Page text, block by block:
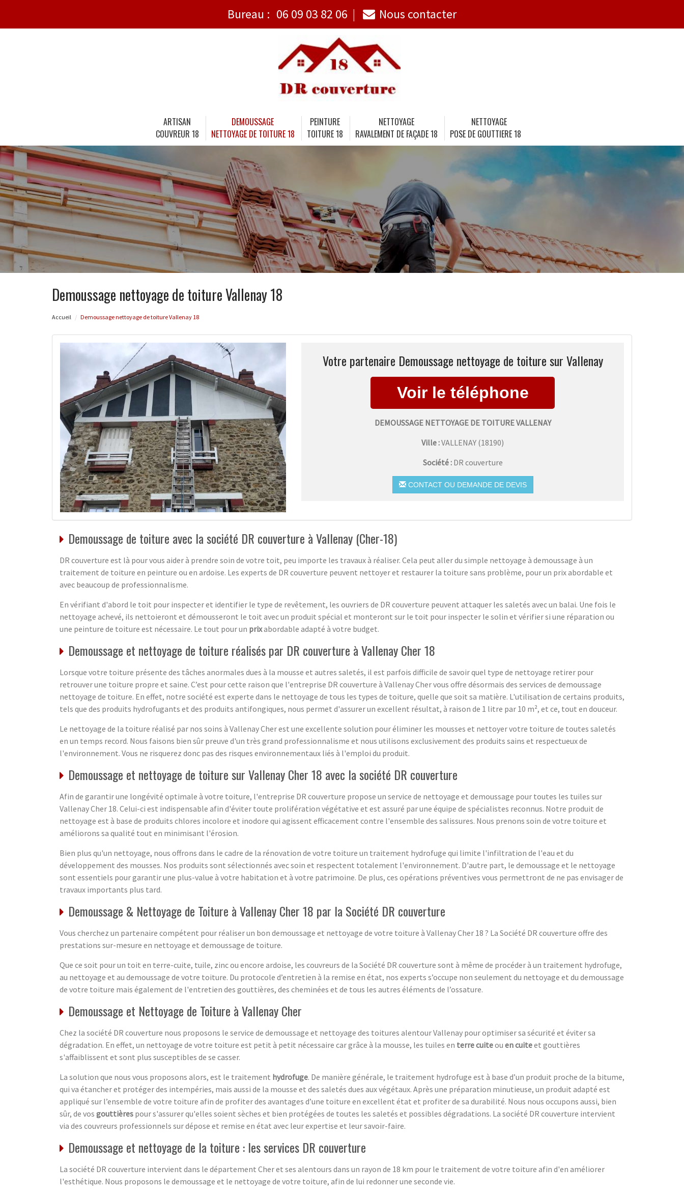
Bureau : 06 09 03 82 06 Nous contacter
ARTISAN
COUVREUR 18
DEMOUSSAGE
NETTOYAGE DE TOITURE 18
PEINTURE
TOITURE 18
NETTOYAGE
RAVALEMENT DE FAÇADE 18
NETTOYAGE
POSE DE GOUTTIERE 18
Demoussage nettoyage de toiture Vallenay 18
Accueil Demoussage nettoyage de toiture Vallenay 18
Votre partenaire Demoussage nettoyage de toiture sur Vallenay
DEMOUSSAGE NETTOYAGE DE TOITURE VALLENAY
Ville :VALLENAY (18190)
Société : DR couverture
CONTACT OU DEMANDE DE DEVIS
Demoussage de toiture avec la société DR couverture à Vallenay (Cher-18)
DR couverture est là pour vous aider à prendre soin de votre toit, peu importe les travaux à réaliser. Cela peut aller du simple nettoyage à demoussage à un
traitement de toiture en peinture ou en ardoise. Les experts de DR couverture peuvent nettoyer et restaurer la toiture sans problème, pour un prix abordable et
avec beaucoup de professionnalisme.
En vérifiant d'abord le toit pour inspecter et identifier le type de revêtement, les ouvriers de DR couverture peuvent attaquer les saletés avec un balai. Une fois le
nettoyage achevé, ils nettoieront et démousseront le toit avec un produit spécial et monteront sur le toit pour inspecter le solin et vérifier si une réparation ou
une peinture de toiture est nécessaire. Le tout pour un prixabordable adapté à votre budget.
Demoussage et nettoyage de toiture réalisés par DR couverture à Vallenay Cher 18
Lorsque votre toiture présente des tâches anormales dues à la mousse et autres saletés, il est parfois difficile de savoir quel type de nettoyage retirer pour
retrouver une toiture propre et saine. C’est pour cette raison que l'entreprise DR couverture à Vallenay Cher vous offre désormais des services de demoussage
nettoyage de toiture. En effet, notre société est experte dans le nettoyage de tous les types de toiture, quelle que soit sa matière. L'utilisation de certains produits,
tels que des produits hydrofugants et des produits antifongiques, nous permet d'assurer un excellent résultat, à raison de 1 litre par 10 m², et ce, tout en douceur.
Le nettoyage de la toiture réalisé par nos soins à Vallenay Cher est une excellente solution pour éliminer les mousses et nettoyer votre toiture de toutes saletés
en un temps record. Nous faisons bien sûr preuve d'un très grand professionnalisme et nous utilisons exclusivement des produits sains et respectueux de
l'environnement. Vous ne risquerez donc pas des risques environnementaux liés à l'emploi du produit.
Demoussage et nettoyage de toiture sur Vallenay Cher 18 avec la société DR couverture
Afin de garantir une longévité optimale à votre toiture, l'entreprise DR couverture propose un service de nettoyage et demoussage pour toutes les tuiles sur
Vallenay Cher 18. Celui-ci est indispensable afin d'éviter toute prolifération végétative et est assuré par une équipe de spécialistes reconnus. Notre produit de
nettoyage est à base de produits chlores incolore et inodore qui agissent efficacement contre l'ensemble des salissures. Nous prenons soin de votre toiture et
améliorons sa qualité tout en minimisant l'érosion.
Bien plus qu'un nettoyage, nous offrons dans le cadre de la rénovation de votre toiture un traitement hydrofuge qui limite l'infiltration de l'eau et du
développement des mousses. Nos produits sont sélectionnés avec soin et respectent totalement l'environnement. D'autre part, le demoussage et le nettoyage
sont essentiels pour garantir une plus-value à votre habitation et à votre patrimoine. De plus, ces opérations préventives vous permettront de ne pas envisager de
travaux importants plus tard.
Demoussage & Nettoyage de Toiture à Vallenay Cher 18 par la Société DR couverture
Vous cherchez un partenaire compétent pour réaliser un bon demoussage et nettoyage de votre toiture à Vallenay Cher 18 ? La Société DR couverture offre des
prestations sur-mesure en nettoyage et demoussage de toiture.
Que ce soit pour un toit en terre-cuite, tuile, zinc ou encore ardoise, les couvreurs de la Société DR couverture sont à même de procéder à un traitement hydrofuge,
au nettoyage et au demoussage de votre toiture. Du protocole d’entretien à la remise en état, nos experts s’occupe non seulement du nettoyage et du demoussage
de votre toiture mais également de l'entretien des gouttières, des cheminées et de tous les autres éléments de l’ossature.
Demoussage et Nettoyage de Toiture à Vallenay Cher
Chez la société DR couverture nous proposons le service de demoussage et nettoyage des toitures alentour Vallenay pour optimiser sa sécurité et éviter sa
dégradation. En effet, un nettoyage de votre toiture est petit à petit nécessaire car grâce à la mousse, les tuiles en terre cuiteou en cuiteet gouttières
s'affaiblissent et sont plus susceptibles de se casser.
La solution que nous vous proposons alors, est le traitement hydrofuge. De manière générale, le traitement hydrofuge est à base d’un produit proche de la bitume,
qui va étancher et protéger des intempéries, mais aussi de la mousse et des saletés dues aux végétaux. Après une préparation minutieuse, un produit adapté est
appliqué sur l’ensemble de votre toiture afin de profiter des avantages d’une toiture en excellent état et profiter de sa durabilité. Nous nous occupons aussi, bien
sûr, de vos gouttières pour s'assurer qu'elles soient sèches et bien protégées de toutes les saletés et possibles dégradations. La société DR couverture intervient
via des couvreurs professionnels sur dépose et remise en état avec leur expertise et leur savoir-faire.
Demoussage et nettoyage de la toiture : les services DR couverture
La société DR couverture intervient dans le département Cher et ses alentours dans un rayon de 18 km pour le traitement de votre toiture afin d'en améliorer
l'esthétique. Nous proposons le demoussage et le nettoyage de votre toiture, afin de lui redonner une seconde vie.